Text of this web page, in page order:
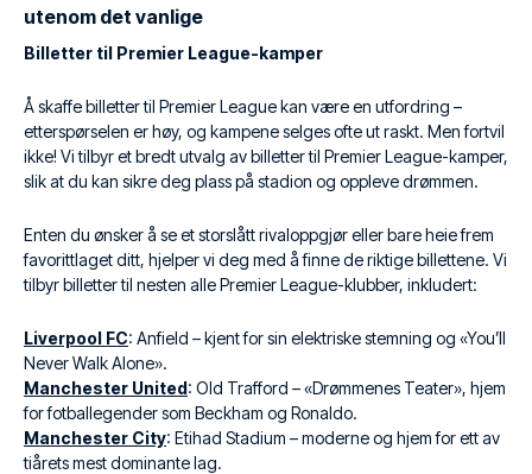
utenom det vanlige
Billetter til Premier League-kamper
Å skaffe billetter til Premier League kan være en utfordring –
etterspørselen er høy, og kampene selges ofte ut raskt. Men fortvil
ikke! Vi tilbyr et bredt utvalg av billetter til Premier League-kamper,
slik at du kan sikre deg plass på stadion og oppleve drømmen.
Enten du ønsker å se et storslått rivaloppgjør eller bare heie frem
favorittlaget ditt, hjelper vi deg med å finne de riktige billettene. Vi
tilbyr billetter til nesten alle Premier League-klubber, inkludert:
Liverpool FC: Anfield – kjent for sin elektriske stemning og «You’ll
Never Walk Alone».
Manchester United: Old Trafford – «Drømmenes Teater», hjem
for fotballegender som Beckham og Ronaldo.
Manchester City: Etihad Stadium – moderne og hjem for ett av
tiårets mest dominante lag.